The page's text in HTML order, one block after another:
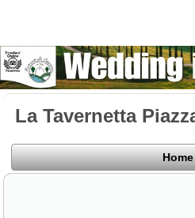
La Tavernetta
Home